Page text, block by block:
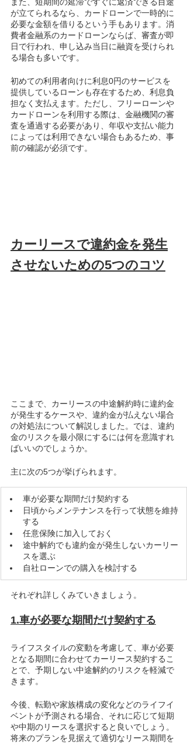
が立てられるなら、カードローンで一時的に
必要な金額を借りるという手もあります。消
費者金融系のカードローンならば、審査が即
日で行われ、申し込み当日に融資を受けられ
る場合も多いです。
初めての利用者向けに利息0円のサービスを
提供しているローンも存在するため、利息負
担なく支払えます。ただし、フリーローンや
カードローンを利用する際は、金融機関の審
査を通過する必要があり、年収や支払い能力
によっては利用できない場合もあるため、事
前の確認が必須です。
カーリースで違約金を発生
させないための5つのコツ
ここまで、カーリースの中途解約時に違約金
が発生するケースや、違約金が払えない場合
の対処法について解説しました。では、違約
金のリスクを最小限にするには何を意識すれ
ばいいのでしょうか。
主に次の5つが挙げられます。
日頃からメンテナンスを行って状態を維持
途中解約でも違約金が発生しないカーリー
自社ローンでの購入を検討する
それぞれ詳しくみていきましょう。
1.車が必要な期間だけ契約する
ライフスタイルの変動を考慮して、車が必要
となる期間に合わせてカーリース契約するこ
とで、予期しない中途解約のリスクを軽減で
きます。
今後、転勤や家族構成の変化などのライフイ
ベントが予測される場合、それに応じて短期
や中期のリースを選択すると良いでしょう。
将来のプランを見据えて適切なリース期間を